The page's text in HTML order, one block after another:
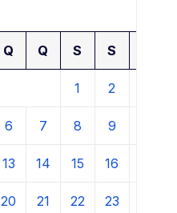
Q Q S S
1 2
6 7 8 9
13 14 15 16
20 21 22 23